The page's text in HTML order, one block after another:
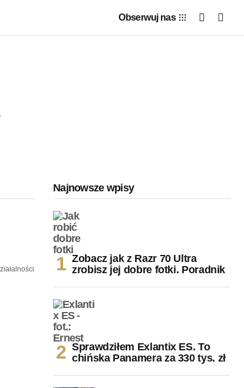
Obserwuj nas
Najnowsze wpisy
Zobacz jak z Razr 70 Ultra
zrobisz jej dobre fotki. Poradnik
Sprawdziłem Exlantix ES. To
chińska Panamera za 330 tys. zł